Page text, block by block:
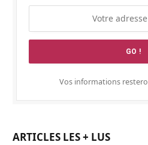
Vos informations
ARTICLES LES + LUS